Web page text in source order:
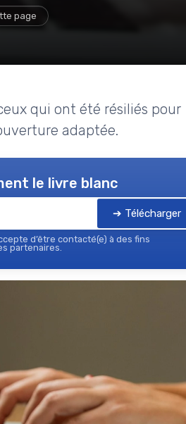
page
qui ont été résiliés pour
adaptée.
le livre blanc
➔ Télécharger
d’être contacté(e) à des fins
partenaires.